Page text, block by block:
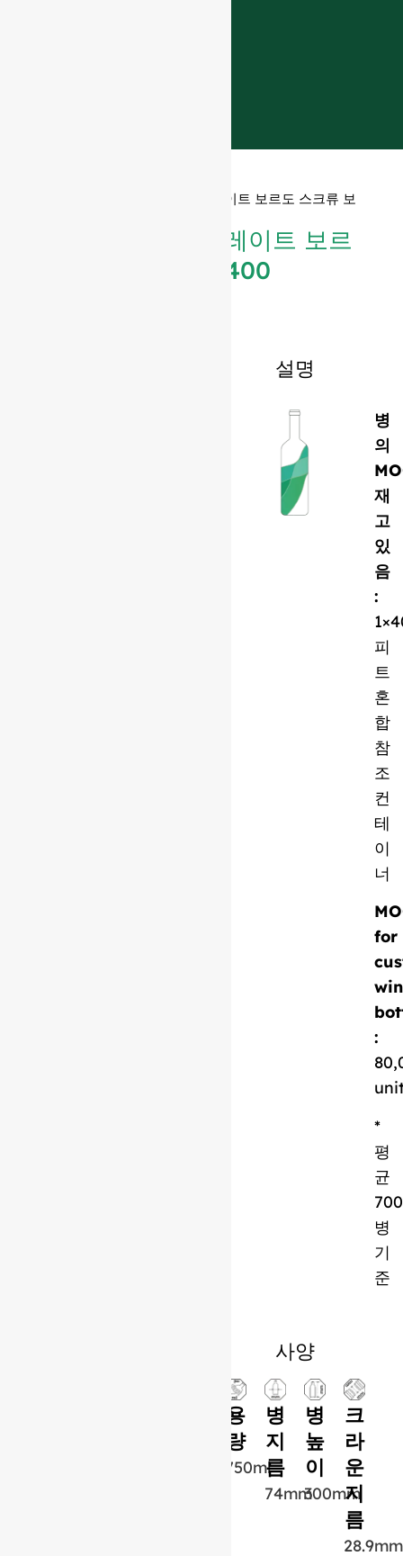
750ml 투명 스트레이트 보르도 스크류 보
750ml 투명 스트레이트 보르
도 스크류 보틀 #400
설명
병
의
재
고
있
음
:
피
트
혼
합
참
조
컨
테
이
너
for
:
*
평
균
병
기
준
사양
용
량
750ml
병
지
름
74mm
병
높
이
300mm
크
라
운
지
름
28.9mm